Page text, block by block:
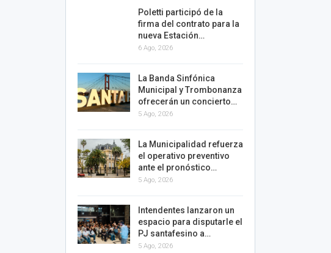
Poletti participó de la
firma del contrato para la
nueva Estación…
6 Ago, 2026
La Banda Sinfónica
Municipal y Trombonanza
ofrecerán un concierto…
5 Ago, 2026
La Municipalidad refuerza
el operativo preventivo
ante el pronóstico…
5 Ago, 2026
Intendentes lanzaron un
espacio para disputarle el
PJ santafesino a…
5 Ago, 2026